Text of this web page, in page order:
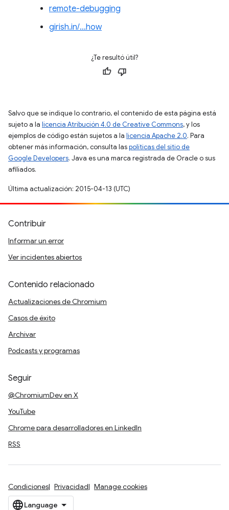
remote-debugging
girish.in/…how
¿Te resultó útil?
Salvo que se indique lo contrario, el contenido de esta página está
sujeto a la licencia Atribución 4.0 de Creative Commons, y los
ejemplos de código están sujetos a la licencia Apache 2.0. Para
obtener más información, consulta laspolíticas del sitio de
Google Developers. Java es una marca registrada de Oracle o sus
afiliados.
Última actualización: 2015-04-13 (UTC)
Contribuir
Informar un error
Ver incidentes abiertos
Contenido relacionado
Actualizaciones de Chromium
Casos de éxito
Archivar
Podcasts y programas
Seguir
@ChromiumDev en X
YouTube
Chrome para desarrolladores en LinkedIn
RSS
Condiciones Privacidad Manage cookies